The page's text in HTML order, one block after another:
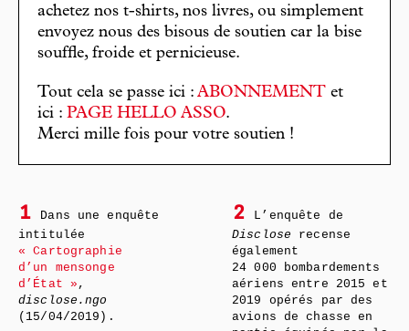
achetez nos t-shirts, nos livres, ou simplement
envoyez nous des bisous de soutien car la bise
souffle, froide et pernicieuse.
Tout cela se passe ici : ABONNEMENT et
ici : PAGE HELLO ASSO.
Merci mille fois pour votre soutien !
1
Dans une enquête
intitulée
« Cartographie
d’un mensonge
d’État » ,
disclose.ngo
(15/04/2019).
2
L’enquête de
Disclose recense
également
24 000 bombardements
aériens entre 2015 et
2019 opérés par des
avions de chasse en